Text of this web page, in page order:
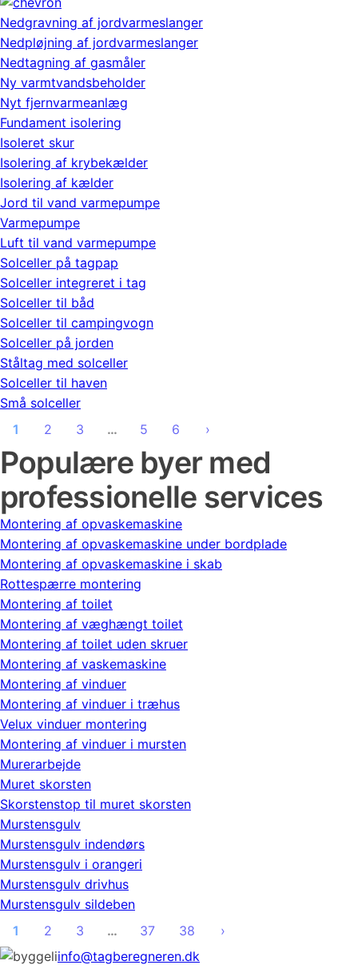
Nedgravning af jordvarmeslanger
Nedpløjning af jordvarmeslanger
Nedtagning af gasmåler
Ny varmtvandsbeholder
Nyt fjernvarmeanlæg
Fundament isolering
Isoleret skur
Isolering af krybekælder
Isolering af kælder
Jord til vand varmepumpe
Varmepumpe
Luft til vand varmepumpe
Solceller på tagpap
Solceller integreret i tag
Solceller til båd
Solceller til campingvogn
Solceller på jorden
Ståltag med solceller
Solceller til haven
Små solceller
1
2 3 … 5 6 ›
Populære byer med
professionelle services
Montering af opvaskemaskine
Montering af opvaskemaskine under bordplade
Montering af opvaskemaskine i skab
Rottespærre montering
Montering af toilet
Montering af væghængt toilet
Montering af toilet uden skruer
Montering af vaskemaskine
Montering af vinduer
Montering af vinduer i træhus
Velux vinduer montering
Montering af vinduer i mursten
Murerarbejde
Muret skorsten
Skorstenstop til muret skorsten
Murstensgulv
Murstensgulv indendørs
Murstensgulv i orangeri
Murstensgulv drivhus
Murstensgulv sildeben
1
2 3 … 37 38
›
info@tagberegneren.dk